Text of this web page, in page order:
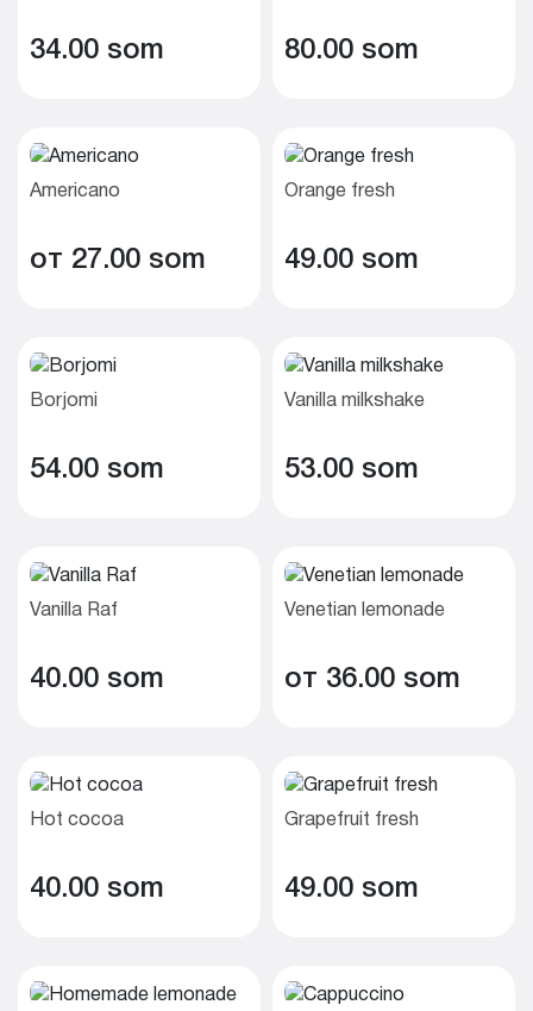
34.00 som 80.00 som
Americano
от 27.00 som
Orange fresh
49.00 som
Borjomi
54.00 som
Vanilla milkshake
53.00 som
Vanilla Raf
40.00 som
Venetian lemonade
от 36.00 som
Hot cocoa
40.00 som
Grapefruit fresh
49.00 som